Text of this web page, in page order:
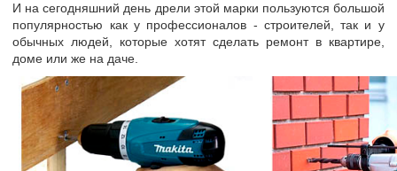
И на сегодняшний день дрели этой марки пользуются большой
популярностью как у профессионалов - строителей, так и у
обычных людей, которые хотят сделать ремонт в квартире,
доме или же на даче.